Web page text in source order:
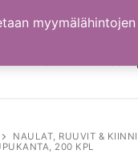
NAULAT, RUUVIT &
200 KPL
myymälähintojen